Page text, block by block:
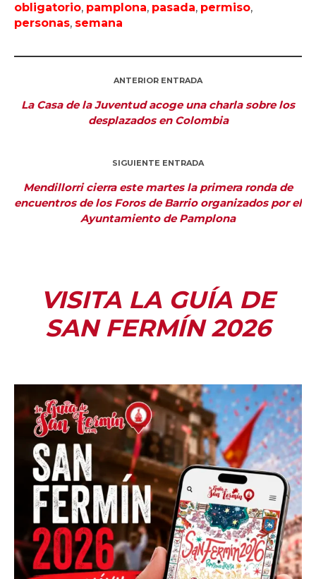
obligatorio, pamplona, pasada, permiso,
personas, semana
ANTERIOR ENTRADA
La Casa de la Juventud acoge una charla sobre los
desplazados en Colombia
SIGUIENTE ENTRADA
Mendillorri cierra este martes la primera ronda de
encuentros de los Foros de Barrio organizados por el
Ayuntamiento de Pamplona
VISITA LA GUÍA DE
SAN FERMÍN 2026